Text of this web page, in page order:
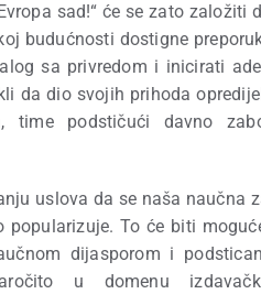
sad!“ će se zato založiti
budućnosti dostigne
sa privredom i inicirati
da dio svojih prihoda
time podstičući davno
uslova da se naša naučna
To će biti
dijasporom i
u domenu